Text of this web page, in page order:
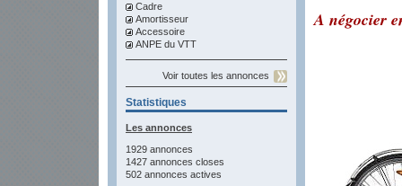
Cadre
Amortisseur
Accessoire
ANPE du VTT
Voir toutes les annonces
Statistiques
Les annonces
1929 annonces
1427 annonces closes
502 annonces actives
A négocier